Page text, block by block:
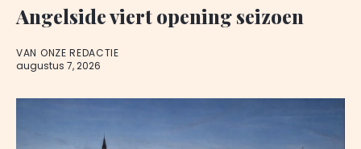
Angelside viert opening seizoen
VAN ONZE REDACTIE
augustus 7, 2026